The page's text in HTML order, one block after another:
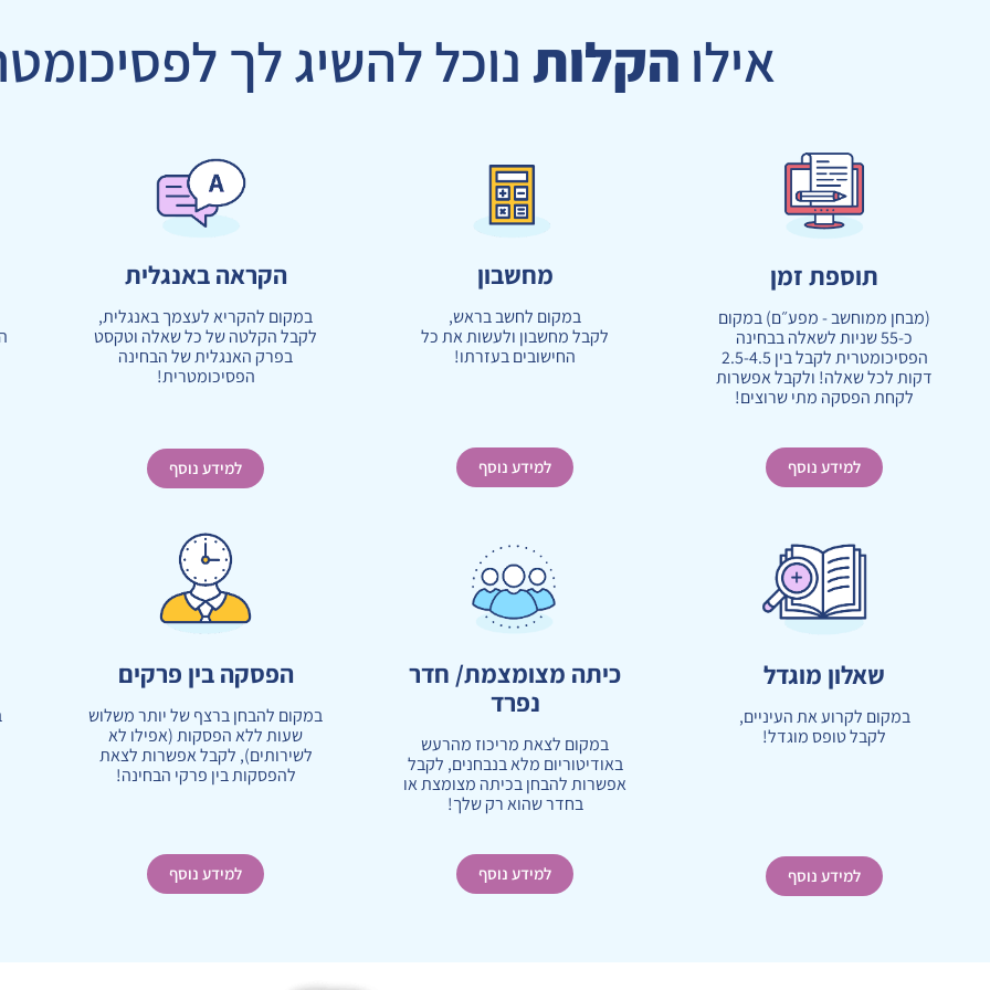
אילו הקלות נוכל להשיג לך
תוספת זמן
(מבחן ממוחשב - מפע״ם) במקום
כ-55 שניות לשאלה בבחינה
הפסיכומטרית לקבל בין 2.5-4.5
דקות לכל שאלה! ולקבל אפשרות
לקחת הפסקה מתי שרוצים!
למידע נוסף
מחשבון
במקום לחשב בראש,
לקבל מחשבון ולעשות את כל
החישובים בעזרתו!
למידע נוסף
הקראה באנגלית
במקום להקריא לעצמך באנגלית,
לקבל הקלטה של כל שאלה וטקסט
בפרק האנגלית של הבחינה
הפסיכומטרית!
למידע נוסף
שאלון מוגדל
במקום לקרוע את העיניים,
לקבל טופס מוגדל!
למידע נוסף
כיתה מצומצמת/ חדר
נפרד
במקום לצאת מריכוז מהרעש
באודיטוריום מלא בנבחנים, לקבל
אפשרות להבחן בכיתה מצומצת או
בחדר שהוא רק שלך!
למידע נוסף
הפסקה בין פרקים
במקום להבחן ברצף של יותר משלוש
שעות ללא הפסקות (אפילו לא
לשירותים), לקבל אפשרות לצאת
להפסקות בין פרקי הבחינה!
למידע נוסף